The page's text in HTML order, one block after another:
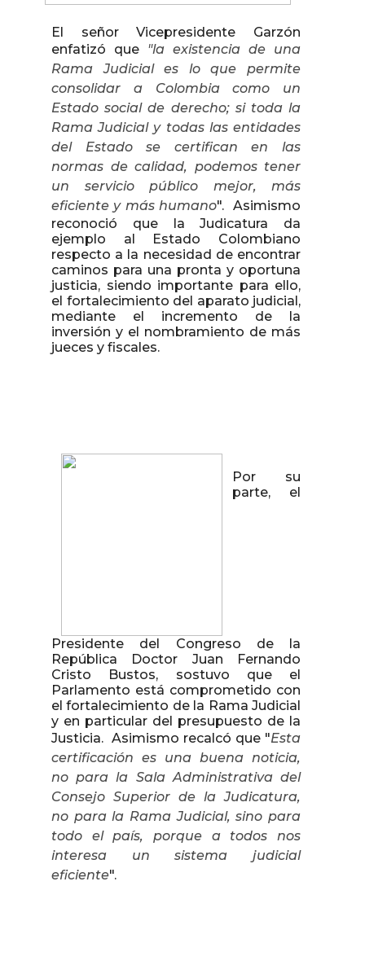
El señor Vicepresidente Garzón
enfatizó que "la existencia de una
Rama Judicial es lo que permite
consolidar a Colombia como un
Estado social de derecho; si toda la
Rama Judicial y todas las entidades
del Estado se certifican en las
normas de calidad, podemos tener
un servicio público mejor, más
eficiente y más humano". Asimismo
reconoció que la Judicatura da
ejemplo al Estado Colombiano
respecto a la necesidad de encontrar
caminos para una pronta y oportuna
justicia, siendo importante para ello,
el fortalecimiento del aparato judicial,
mediante el incremento de la
inversión y el nombramiento de más
jueces y fiscales.
Por su
parte, el
Presidente del Congreso de la
República Doctor Juan Fernando
Cristo Bustos, sostuvo que el
Parlamento está comprometido con
el fortalecimiento de la Rama Judicial
y en particular del presupuesto de la
Justicia. Asimismo recalcó que "Esta
certificación es una buena noticia,
no para la Sala Administrativa del
Consejo Superior de la Judicatura,
no para la Rama Judicial, sino para
todo el país, porque a todos nos
interesa un sistema judicial
eficiente".